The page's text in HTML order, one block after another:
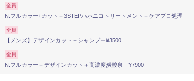
全員
N.フルカラー+カット＋3STEPハホニコトリートメント＋ケアプロ処理
全員
【メンズ】デザインカット＋シャンプー¥3500
全員
N.フルカラー＋デザインカット＋高濃度炭酸泉 ¥7900